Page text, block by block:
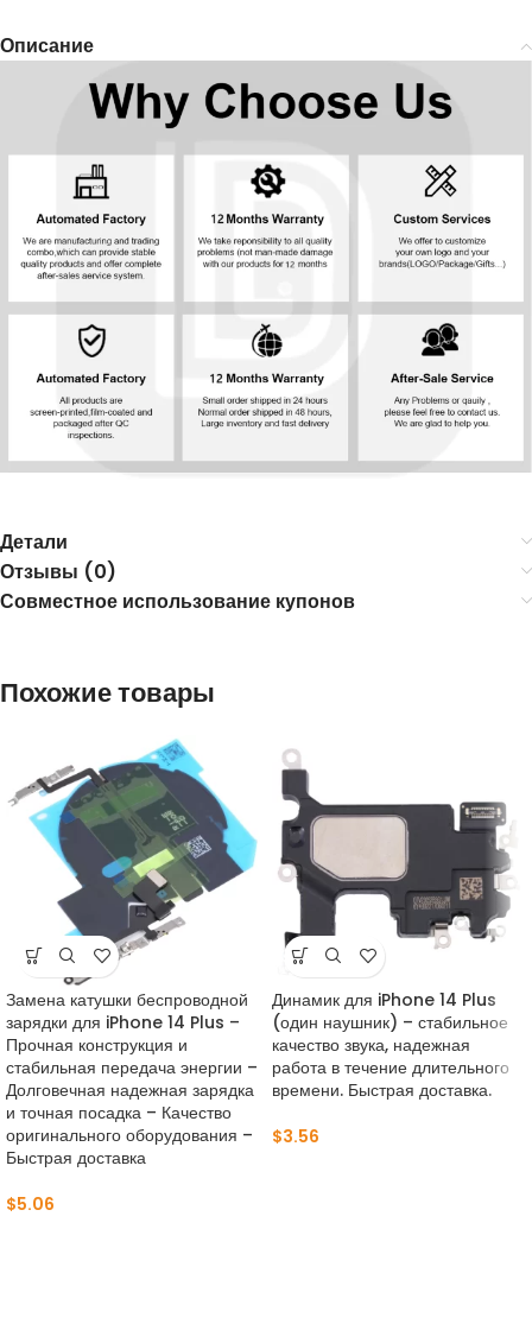
Описание
Детали
Отзывы (0)
Совместное использование купонов
Похожие товары
Замена катушки беспроводной
зарядки для iPhone 14 Plus –
Прочная конструкция и
стабильная передача энергии –
Долговечная надежная зарядка
и точная посадка – Качество
оригинального оборудования –
Быстрая доставка
$5.06
Динамик для iPhone 14 Plus
(один наушник) – стабильное
качество звука, надежная
работа в течение длительного
времени. Быстрая доставка.
$3.56